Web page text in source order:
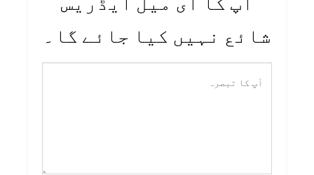
شائع نہیں کیا جائے گا۔